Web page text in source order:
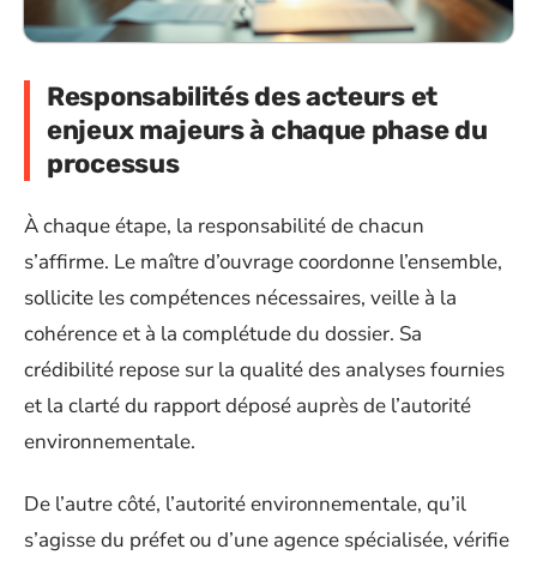
Responsabilités des acteurs et
enjeux majeurs à chaque phase du
processus
À chaque étape, la responsabilité de chacun
s’affirme. Le maître d’ouvrage coordonne l’ensemble,
sollicite les compétences nécessaires, veille à la
cohérence et à la complétude du dossier. Sa
crédibilité repose sur la qualité des analyses fournies
et la clarté du rapport déposé auprès de l’autorité
environnementale.
De l’autre côté, l’autorité environnementale, qu’il
s’agisse du préfet ou d’une agence spécialisée, vérifie